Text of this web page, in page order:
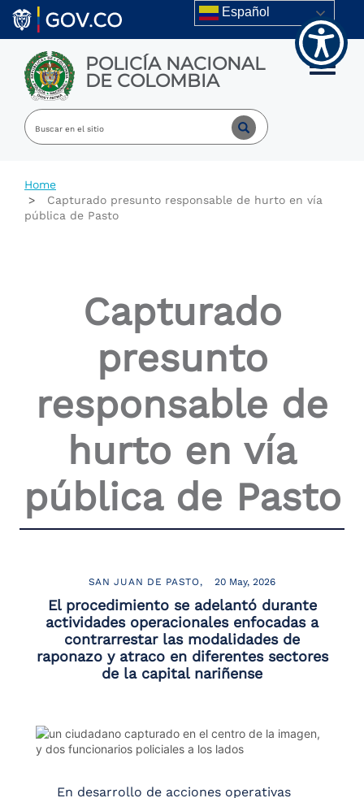
Welcome
All
Accessibility
screen
reader.
Accessibility
interact
Skip to main content Español
POLICÍA NACIONAL
DE COLOMBIA Toggle
Home
Capturado presunto responsable de hurto en vía
pública de Pasto
Capturado
presunto
responsable de
hurto en vía
pública de Pasto
SAN JUAN DE PASTO 20 May, 2026
El procedimiento se adelantó durante
actividades operacionales enfocadas a
contrarrestar las modalidades de
raponazo y atraco en diferentes sectores
de la capital nariñense
En desarrollo de acciones operativas